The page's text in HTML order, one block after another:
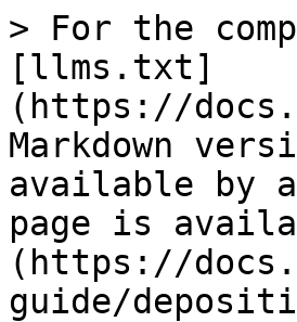
> For the
[llms.txt]
(https://
Markdown
available by
page is
(https://
guide/